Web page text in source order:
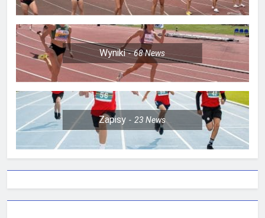
Wyniki 68News
Zapisy 23News